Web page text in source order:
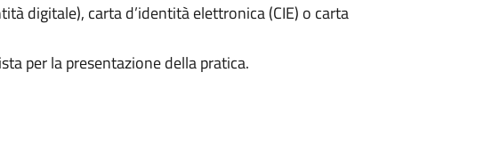
digitale), carta d’identità elettronica (CIE) o carta
per la presentazione della pratica.